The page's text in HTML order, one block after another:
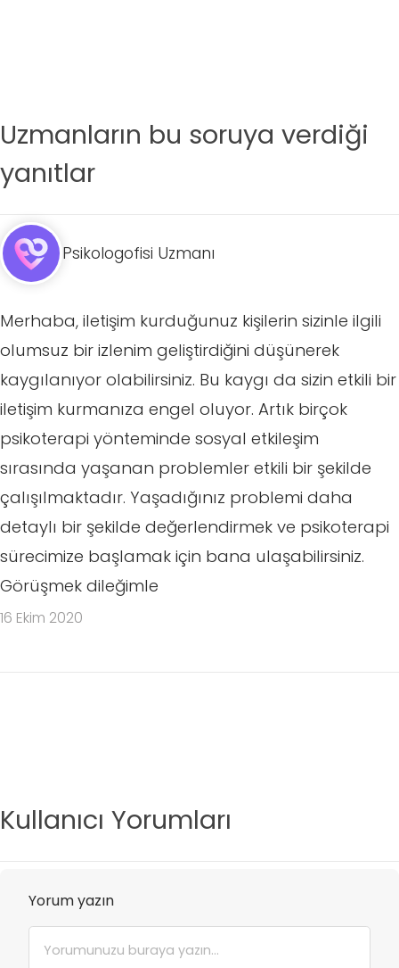
Uzmanların bu soruya verdiği
yanıtlar
Psikologofisi Uzmanı
Merhaba, iletişim kurduğunuz kişilerin sizinle ilgili
olumsuz bir izlenim geliştirdiğini düşünerek
kaygılanıyor olabilirsiniz. Bu kaygı da sizin etkili bir
iletişim kurmanıza engel oluyor. Artık birçok
psikoterapi yönteminde sosyal etkileşim
sırasında yaşanan problemler etkili bir şekilde
çalışılmaktadır. Yaşadığınız problemi daha
detaylı bir şekilde değerlendirmek ve psikoterapi
sürecimize başlamak için bana ulaşabilirsiniz.
Görüşmek dileğimle
16 Ekim 2020
Kullanıcı Yorumları
Yorum yazın